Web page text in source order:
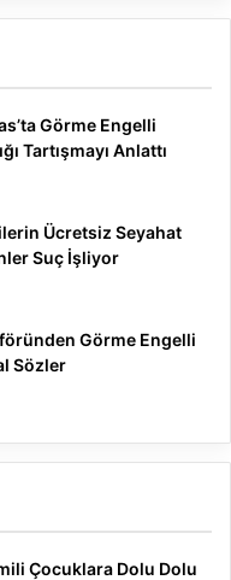
Görme Engelli
Tartışmayı Anlattı
Ücretsiz Seyahat
Suç İşliyor
Görme Engelli
Sözler
Çocuklara Dolu Dolu